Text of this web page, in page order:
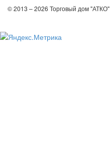
© 2013 – 2026 Торговый дом "АТКО"